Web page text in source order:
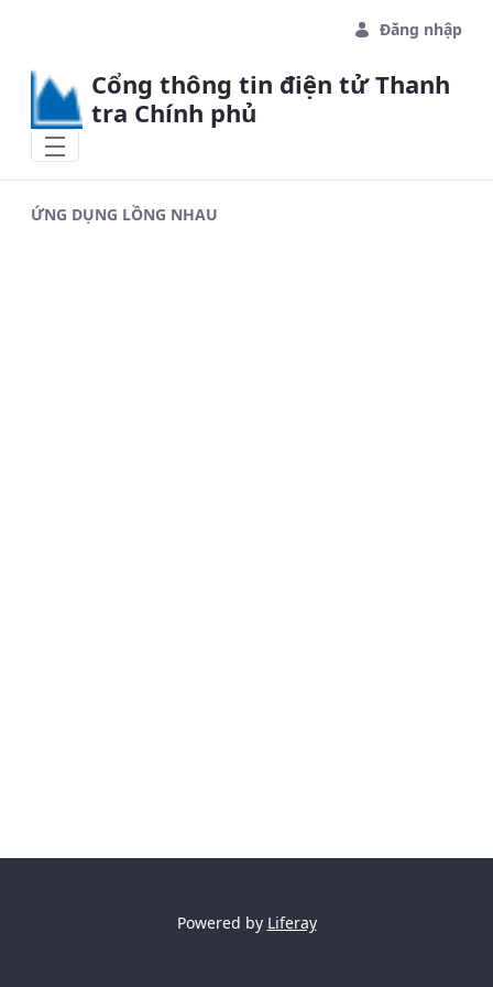
Đăng nhập
Cổng thông tin điện tử Thanh
tra Chính phủ
ỨNG DỤNG LỒNG NHAU
Powered by Liferay